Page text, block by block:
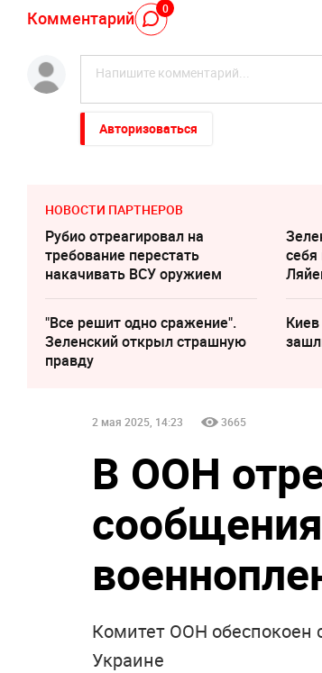
Комментарий 0
Авторизоваться
НОВОСТИ ПАРТНЕРОВ
Рубио отреагировал на
требование перестать
накачивать ВСУ оружием
cебя
"Все решит одно сражение".
Зеленский открыл страшную
правду
2 мая 2025, 14:23 3665
В ООН
Комитет ООН обеспокоен
Украине